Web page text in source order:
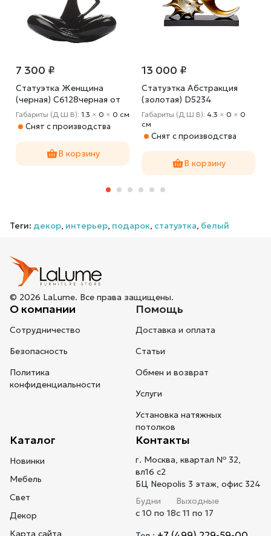
7 300 ₽
Статуэтка Женщина
(черная) C6128черная от
ImperiumLOFT
Габариты (Д Ш В): 1.3 × 0 × 0 cм
Снят с производства
В корзину
13 000 ₽
Статуэтка Абстракция
(золотая) D5234
Габариты (Д Ш В): 4.3 × 0 × 0
cм
Снят с производства
В корзину
Теги: декор, интерьер, подарок, статуэтка, белый
© 2026 LaLume. Все права защищены.
О компании
Сотрудничество
Безопасность
Политика
конфиденциальности
Помощь
Доставка и оплата
Статьи
Обмен и возврат
Услуги
Установка натяжных
потолков
Каталог
Новинки
Мебель
Свет
Декор
Карта сайта
Контакты
г. Москва, квартал № 32,
вл16 с2
БЦ Neopolis 3 этаж, офис 324
Будни
с 10 по 18
Выходные
с 11 по 17